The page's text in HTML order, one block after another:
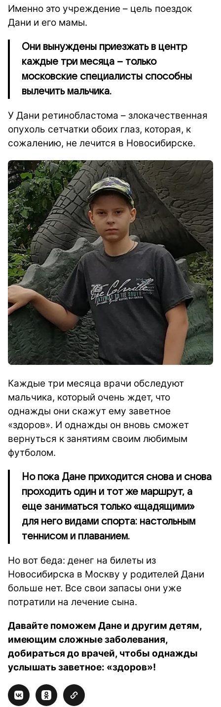
Именно это учреждение – цель поездок
Дани и его мамы.
Они вынуждены приезжать в центр
каждые три месяца – только
московские специалисты способны
вылечить мальчика.
У Дани ретинобластома – злокачественная
опухоль сетчатки обоих глаз, которая, к
сожалению, не лечится в Новосибирске.
Каждые три месяца врачи обследуют
мальчика, который очень ждет, что
однажды они скажут ему заветное
«здоров». И однажды он вновь сможет
вернуться к занятиям своим любимым
футболом.
Но пока Дане приходится снова и снова
проходить один и тот же маршрут, а
еще заниматься только «щадящими»
для него видами спорта: настольным
теннисом и плаванием.
Но вот беда: денег на билеты из
Новосибирска в Москву у родителей Дани
больше нет. Все свои запасы они уже
потратили на лечение сына.
Давайте поможем Дане и другим детям,
имеющим сложные заболевания,
добираться до врачей, чтобы однажды
услышать заветное: «здоров»!